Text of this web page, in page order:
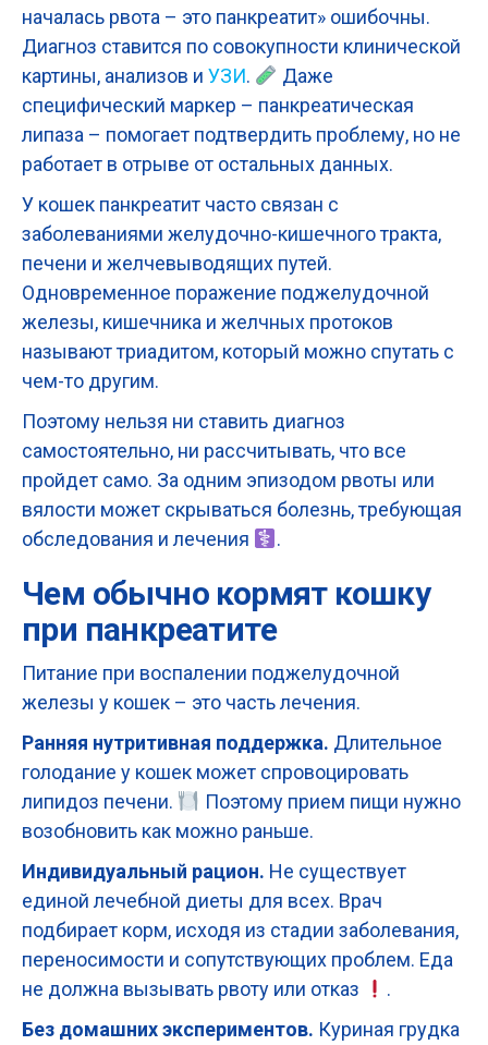
началась рвота – это панкреатит» ошибочны.
Диагноз ставится по совокупности клинической
картины, анализов и УЗИ.
Даже
специфический маркер – панкреатическая
липаза – помогает подтвердить проблему, но не
работает в отрыве от остальных данных.
У кошек панкреатит часто связан с
заболеваниями желудочно-кишечного тракта,
печени и желчевыводящих путей.
Одновременное поражение поджелудочной
железы, кишечника и желчных протоков
называют триадитом, который можно спутать с
чем-то другим.
Поэтому нельзя ни ставить диагноз
самостоятельно, ни рассчитывать, что все
пройдет само. За одним эпизодом рвоты или
вялости может скрываться болезнь, требующая
обследования и лечения
.
Чем обычно кормят кошку
при панкреатите
Питание при воспалении поджелудочной
железы у кошек – это часть лечения.
Ранняя нутритивная поддержка. Длительное
голодание у кошек может спровоцировать
липидоз печени.
Поэтому прием пищи нужно
возобновить как можно раньше.
Индивидуальный рацион. Не существует
единой лечебной диеты для всех. Врач
подбирает корм, исходя из стадии заболевания,
переносимости и сопутствующих проблем. Еда
не должна вызывать рвоту или отказ
.
Без домашних экспериментов. Куриная грудка